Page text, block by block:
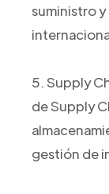
suministro
5. Supply
de Supply
gestión de